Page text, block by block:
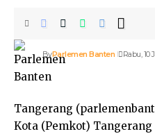
ByParlemen Banten Rabu, 10
Tangerang
Kota (Pemkot)